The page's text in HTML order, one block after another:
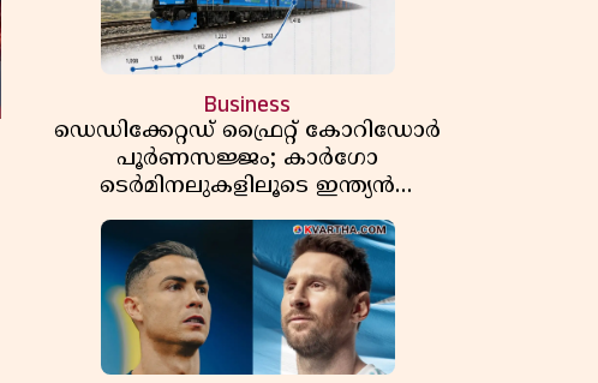
Business
ഡെഡിക്കേറ്റഡ് ഫ്രൈറ്റ് കോറിഡോർ
പൂർണസജ്ജം; കാർഗോ
ടെർമിനലുകളിലൂടെ ഇന്ത്യൻ
റെയിൽവേയുടെ ചരക്ക് ഗതാഗതത്തിൽ
വൻ കുതിപ്പ്